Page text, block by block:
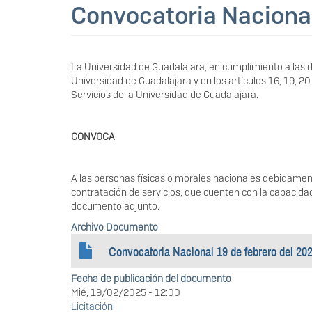
Convocatoria
La Universidad de Guadalajara, en cumplimiento a las
Universidad de Guadalajara y en los artículos 16, 19,
Servicios de la Universidad de Guadalajara.
CONVOCA
A las personas físicas o morales nacionales
contratación de servicios, que cuenten con la
documento adjunto.
Archivo Documento
Convocatoria Nacional 19 de febrero del
Fecha de publicación del documento
Mié, 19/02/2025 - 12:00
Licitación